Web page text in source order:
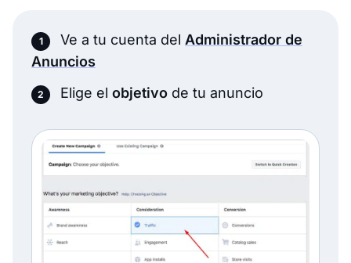
Ve a tu cuenta del Administrador de
Anuncios
Elige el objetivo de tu anuncio